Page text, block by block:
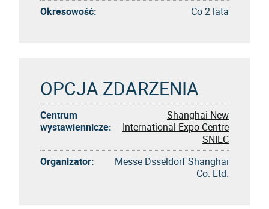
Okresowość:
Co 2 lata
OPCJA ZDARZENIA
Centrum
wystawiennicze:
Shanghai New
International Expo Centre
SNIEC
Organizator:
Messe Dsseldorf Shanghai
Co. Ltd.